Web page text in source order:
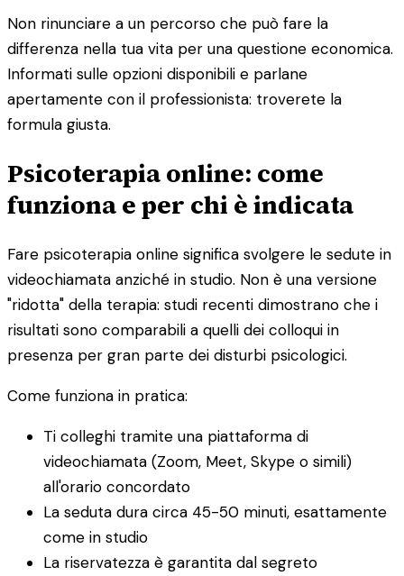
Non rinunciare a un percorso che può fare la
differenza nella tua vita per una questione economica.
Informati sulle opzioni disponibili e parlane
apertamente con il professionista: troverete la
formula giusta.
Psicoterapia online: come
funziona e per chi è indicata
Fare psicoterapia online significa svolgere le sedute in
videochiamata anziché in studio. Non è una versione
"ridotta" della terapia: studi recenti dimostrano che i
risultati sono comparabili a quelli dei colloqui in
presenza per gran parte dei disturbi psicologici.
Come funziona in pratica:
Ti colleghi tramite una piattaforma di
videochiamata (Zoom, Meet, Skype o simili)
all'orario concordato
La seduta dura circa 45-50 minuti, esattamente
come in studio
La riservatezza è garantita dal segreto